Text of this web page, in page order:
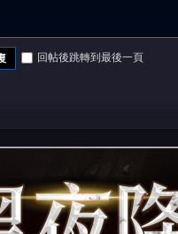
回帖後跳轉到最後一頁